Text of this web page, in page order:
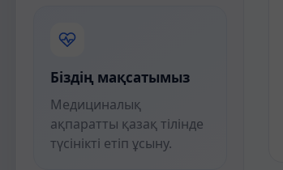
Біздің мақсатымыз
Медициналық
ақпаратты қазақ тілінде
түсінікті етіп ұсыну.